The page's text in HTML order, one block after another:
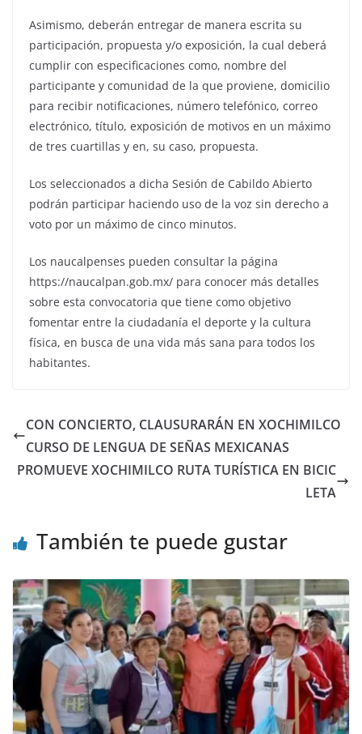
Asimismo, deberán entregar de manera escrita su
participación, propuesta y/o exposición, la cual deberá
cumplir con especificaciones como, nombre del
participante y comunidad de la que proviene, domicilio
para recibir notificaciones, número telefónico, correo
electrónico, título, exposición de motivos en un máximo
de tres cuartillas y en, su caso, propuesta.
Los seleccionados a dicha Sesión de Cabildo Abierto
podrán participar haciendo uso de la voz sin derecho a
voto por un máximo de cinco minutos.
Los naucalpenses pueden consultar la página
https://naucalpan.gob.mx/ para conocer más detalles
sobre esta convocatoria que tiene como objetivo
fomentar entre la ciudadanía el deporte y la cultura
física, en busca de una vida más sana para todos los
habitantes.
CON CONCIERTO, CLAUSURARÁN EN XOCHIMILCO
CURSO DE LENGUA DE SEÑAS MEXICANAS
PROMUEVE XOCHIMILCO RUTA TURÍSTICA EN BICIC
LETA
También te puede gustar